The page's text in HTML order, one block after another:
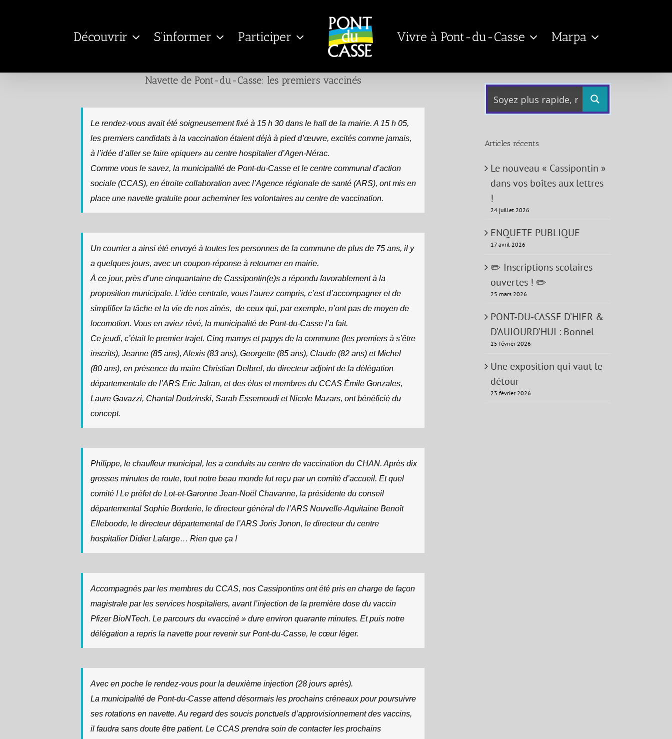
Découvrir S’informer Participer Vivre à Pont-du-Casse Marpa
Navette de Pont-du-Casse: les premiers vaccinés
Le rendez-vous avait été soigneusement fixé à 15 h 30 dans le hall de la mairie. A 15 h 05,
les premiers candidats à la vaccination étaient déjà à pied d’œuvre, excités comme jamais,
à l’idée d’aller se faire «piquer» au centre hospitalier d’Agen-Nérac.
Comme vous le savez, la municipalité de Pont-du-Casse et le centre communal d’action
sociale (CCAS), en étroite collaboration avec l’Agence régionale de santé (ARS), ont mis en
place une navette gratuite pour acheminer les volontaires au centre de vaccination.
Un courrier a ainsi été envoyé à toutes les personnes de la commune de plus de 75 ans, il y
a quelques jours, avec un coupon-réponse à retourner en mairie.
À ce jour, près d’une cinquantaine de Cassipontin(e)s a répondu favorablement à la
proposition municipale. L’idée centrale, vous l’aurez compris, c’est d’accompagner et de
simplifier la tâche et la vie de nos aînés, de ceux qui, par exemple, n’ont pas de moyen de
locomotion. Vous en aviez rêvé, la municipalité de Pont-du-Casse l’a fait.
Ce jeudi, c’était le premier trajet. Cinq mamys et papys de la commune (les premiers à s’être
inscrits), Jeanne (85 ans), Alexis (83 ans), Georgette (85 ans), Claude (82 ans) et Michel
(80 ans), en présence du maire Christian Delbrel, du directeur adjoint de la délégation
départementale de l’ARS Eric Jalran, et des élus et membres du CCAS Émile Gonzales,
Laure Gavazzi, Chantal Dudzinski, Sarah Essemoudi et Nicole Mazars, ont bénéficié du
concept.
Philippe, le chauffeur municipal, les a conduits au centre de vaccination du CHAN. Après dix
grosses minutes de route, tout notre beau monde fut reçu par un comité d’accueil. Et quel
comité ! Le préfet de Lot-et-Garonne Jean-Noël Chavanne, la présidente du conseil
départemental Sophie Borderie, le directeur général de l’ARS Nouvelle-Aquitaine Benoît
Elleboode, le directeur départemental de l’ARS Joris Jonon, le directeur du centre
hospitalier Didier Lafarge… Rien que ça !
Accompagnés par les membres du CCAS, nos Cassipontins ont été pris en charge de façon
magistrale par les services hospitaliers, avant l’injection de la première dose du vaccin
Pfizer BioNTech. Le parcours du «vacciné » dure environ quarante minutes. Et puis notre
délégation a repris la navette pour revenir sur Pont-du-Casse, le cœur léger.
Avec en poche le rendez-vous pour la deuxième injection (28 jours après).
La municipalité de Pont-du-Casse attend désormais les prochains créneaux pour poursuivre
ses rotations en navette. Au regard des soucis ponctuels d’approvisionnement des vaccins,
il faudra sans doute être patient. Le CCAS prendra soin de contacter les prochains
Articles récents
Le nouveau « Cassipontin »
dans vos boîtes aux lettres
!
24 juillet 2026
ENQUETE PUBLIQUE
17 avril 2026
✏️ Inscriptions scolaires
ouvertes ! ✏️
25 mars 2026
PONT-DU-CASSE D’HIER &
D’AUJOURD’HUI : Bonnel
25 février 2026
Une exposition qui vaut le
détour
23 février 2026